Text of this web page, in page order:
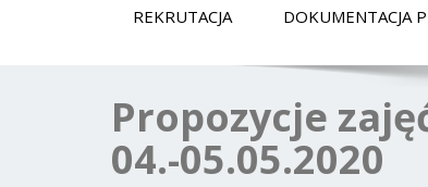
REKRUTACJA
DOKUMENTACJA
Propozycje
04.-05.05.2020